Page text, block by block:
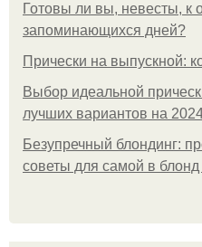
Готовы ли вы, невесты, к
запоминающихся дней?
Прически на выпускной:
Выбор идеальной
лучших вариантов на
Безупречный блондинг:
советы для самой в блонд